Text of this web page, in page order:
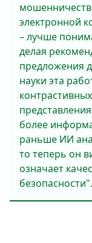
электронной
– лучше
делая
предложения
науки эта
более
раньше ИИ
то теперь он
означает
безопасности".